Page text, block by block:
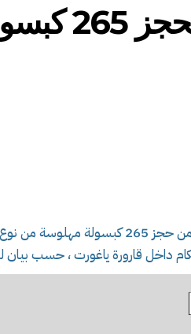
بتيارت
تمكنت مصالح الجمارك من حجز 265
داخل قارورة ياغورت ، حسب بيان